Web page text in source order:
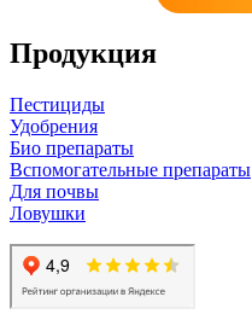
Продукция
Пестициды
Удобрения
Био препараты
Вспомогательные препараты
Для почвы
Ловушки